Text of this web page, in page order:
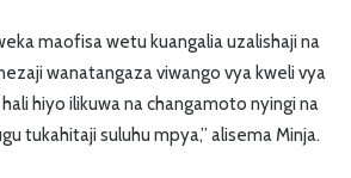
maofisa wetu kuangalia uzalishaji na
wanatangaza viwango vya kweli vya
hiyo ilikuwa na changamoto nyingi na
tukahitaji suluhu mpya,” alisema Minja.